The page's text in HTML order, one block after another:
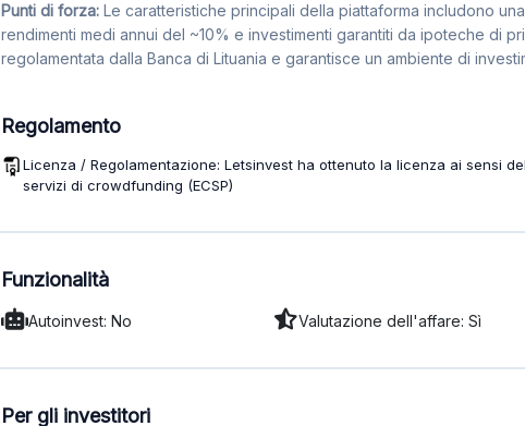
Punti di forza: Le caratteristiche principali della piattaforma includono
rendimenti medi annui del ~10% e investimenti garantiti da ipoteche di
regolamentata dalla Banca di Lituania e garantisce un ambiente di
Regolamento
Licenza / Regolamentazione: Letsinvest ha ottenuto la licenza ai sensi
servizi di crowdfunding (ECSP)
Funzionalità
Autoinvest: No Valutazione dell'affare: Sì
Per gli investitori